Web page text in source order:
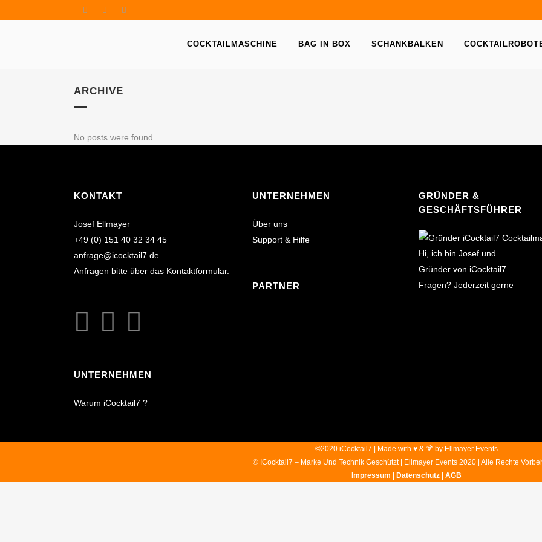
COCKTAILMASCHINE BAG IN BOX SCHANKBALKEN
ARCHIVE
No posts were found.
KONTAKT
Josef Ellmayer
+49 (0) 151 40 32 34 45
anfrage@icocktail7.de
Anfragen bitte über das Kontaktformular.
UNTERNEHMEN
Warum iCocktail7 ?
UNTERNEHMEN
Über uns
Support & Hilfe
PARTNER
GRÜNDER &
GESCHÄFTSFÜHRER
Hi, ich bin Josef und
Gründer von iCocktail7
Fragen? Jederzeit gerne
©2020 iCocktail7 | Made with ♥ & 🍹 by Ellmayer Events
© ICocktail7 – Marke Und Technik Geschützt | Ellmayer Events 2020 | Alle Rechte
Impressum
Datenschutz | AGB